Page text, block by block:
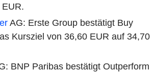
AG: Erste Group bestätigt Buy
Kursziel von 36,60 EUR auf 34,70
BNP Paribas bestätigt Outperform